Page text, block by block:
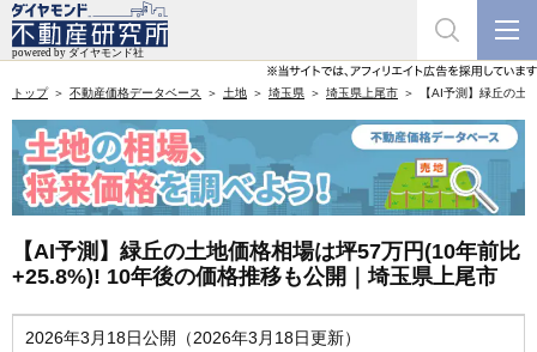
トップ 不動産価格データベース 土地 埼玉県 埼玉県上尾市 【AI予測】緑丘の
【AI予測】緑丘の土地価格相場は坪57万円(10年前比
+25.8%)! 10年後の価格推移も公開｜埼玉県上尾市
2026年3月18日公開（2026年3月18日更新）